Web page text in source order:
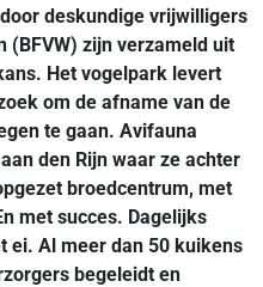
deskundige vrijwilligers
(BFVW) zijn verzameld uit
Het vogelpark levert
om de afname van de
te gaan. Avifauna
den Rijn waar ze achter
broedcentrum, met
met succes. Dagelijks
ei. Al meer dan 50 kuikens
begeleidt en